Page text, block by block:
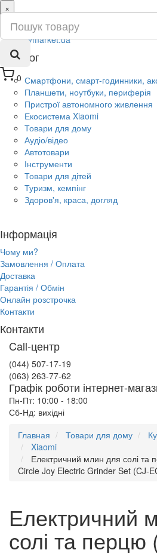
0
×
ru
ua
Каталог
Смартфони, смарт-годинники,
Планшети, ноутбуки, периферія
Пристрої автономного живлення
Екосистема Xiaomi
Товари для дому
Аудіо/відео
Автотовари
Інструменти
Товари для дітей
Туризм, кемпінг
Здоров'я, краса, догляд
Інформація
Чому ми?
Замовлення / Оплата
Доставка
Гарантія / Обмін
Онлайн розстрочка
Контакти
Контакти
Call-центр
(044) 507-17-19
(063) 263-77-62
Графік роботи інтернет-
Пн-Пт: 10:00 - 18:00
Сб-Нд: вихідні
Главная
Товари для дому
Xiaomi
Електричний млин для солі та
Circle Joy Electric Grinder Set (CJ-
Електричний
солі та перцю